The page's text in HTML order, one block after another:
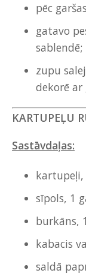
pēc
gatavo
sablendē;
zupu
dekorē
KARTUPEĻU
Sastāvdaļas:
kartupeļi,
sīpols, 1
burkāns,
kabacis
saldā